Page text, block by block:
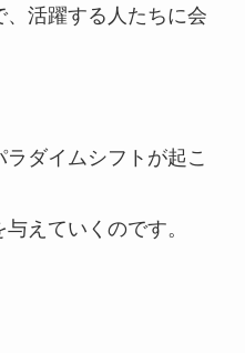
活躍する人たちに会
ダイムシフトが起こ
えていくのです。